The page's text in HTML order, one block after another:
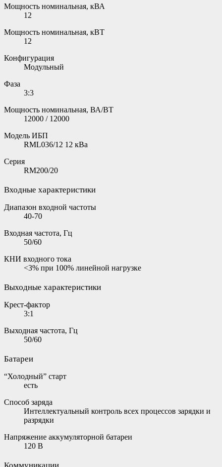
Мощность номинальная, кВА
12
Мощность номинальная, кВТ
12
Конфигурация
Модульный
Фаза
3:3
Мощность номинальная, ВА/ВТ
12000 / 12000
Модель ИБП
RML036/12 12 кВа
Серия
RM200/20
Входные характеристики
Диапазон входной частоты
40-70
Входная частота, Гц
50/60
КНИ входного тока
<3% при 100% линейной нагрузке
Выходные характеристики
Крест-фактор
3:1
Выходная частота, Гц
50/60
Батареи
“Холодный” старт
есть
Способ заряда
Интеллектуальный контроль всех процессов зарядки и
разрядки
Напряжение аккумуляторной батареи
120 В